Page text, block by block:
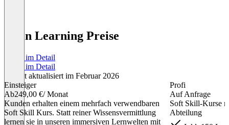
3spin Learning Preise
Preise im Detail
Preise im Detail
Zuletzt aktualisiert im Februar 2026
Einsteiger
Ab249,00 €/ Monat
Kunden erhalten einem mehrfach verwendbaren
Soft Skill Kurs. Statt reiner Wissensvermittlung
lernen sie in unseren immersiven Lernwelten mit
Profi
Auf Anfrage
Soft Skill-Kurse
Abteilung